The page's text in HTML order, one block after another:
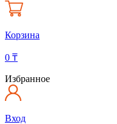
Корзина
0 ₸
Избранное
Вход